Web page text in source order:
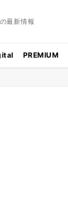
最新情報
PREMIUM